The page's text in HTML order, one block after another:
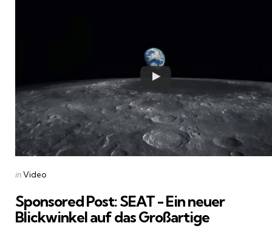
Posted
inVideo
Sponsored Post: SEAT - Ein neuer
Blickwinkel auf das Großartige